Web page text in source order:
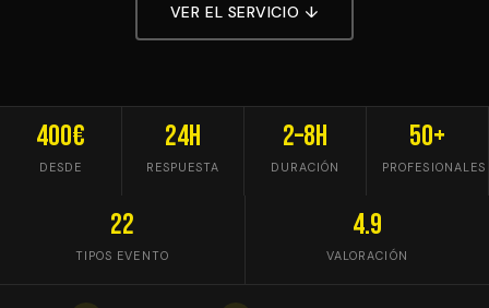
VER EL SERVICIO ↓
400€
DESDE
24h
RESPUESTA
2–8h
DURACIÓN
50+
PROFESIONALES
22
TIPOS EVENTO
4.9
VALORACIÓN